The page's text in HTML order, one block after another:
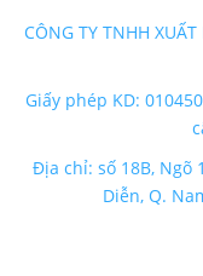
CÔNG TY TNHH
Giấy phép KD:
Địa chỉ: số 18B, Ngõ
Diễn, Q.